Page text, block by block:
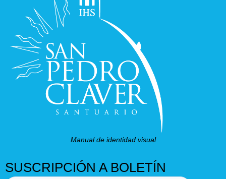
Manual de identidad visual
SUSCRIPCIÓN A BOLETÍN